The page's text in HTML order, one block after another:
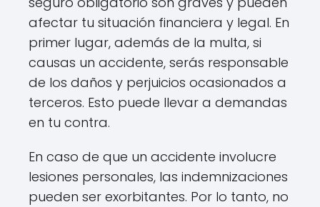
afectar tu situación financiera y legal. En
primer lugar, además de la multa, si
causas un accidente, serás responsable
de los daños y perjuicios ocasionados a
terceros. Esto puede llevar a demandas
en tu contra.
En caso de que un accidente involucre
lesiones personales, las indemnizaciones
pueden ser exorbitantes. Por lo tanto, no